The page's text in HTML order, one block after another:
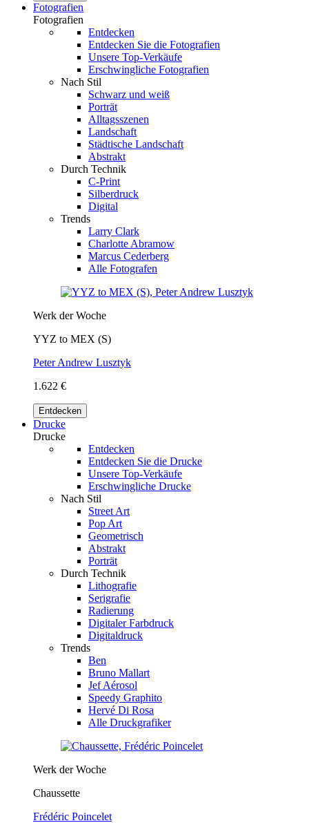
Fotografien
Fotografien
Entdecken
Entdecken Sie die Fotografien
Unsere Top-Verkäufe
Erschwingliche Fotografien
Nach Stil
Schwarz und weiß
Porträt
Alltagsszenen
Landschaft
Städtische Landschaft
Abstrakt
Durch Technik
C-Print
Silberdruck
Digital
Trends
Larry Clark
Charlotte Abramow
Marcus Cederberg
Alle Fotografen
Werk der Woche
YYZ to MEX (S)
Peter Andrew Lusztyk
1.622 €
Entdecken
Drucke
Drucke
Entdecken
Entdecken Sie die Drucke
Unsere Top-Verkäufe
Erschwingliche Drucke
Nach Stil
Street Art
Pop Art
Geometrisch
Abstrakt
Porträt
Durch Technik
Lithografie
Serigrafie
Radierung
Digitaler Farbdruck
Digitaldruck
Trends
Ben
Bruno Mallart
Jef Aérosol
Speedy Graphito
Hervé Di Rosa
Alle Druckgrafiker
Werk der Woche
Chaussette
Frédéric Poincelet